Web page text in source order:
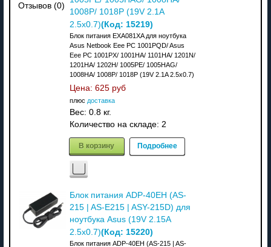
Отзывов (0)
1008P/ 1018P (19V 2.1A
2.5x0.7)(Код: 15219)
Блок питания EXA081XA для ноутбука
Asus Netbook Eee PC 1001PQD/ Asus
Eee PC 1001PX/ 1001HA/ 1101HA/ 1201N/
1201HA/ 1202H/ 1005PE/ 1005HAG/
1008HA/ 1008P/ 1018P (19V 2.1A 2.5x0.7)
Цена: 625 руб
плюс доставка
Вес: 0.8 кг.
Количество на складе: 2
В корзину Подробнее
Блок питания ADP-40EH (AS-
215 | AS-E215 | ASY-215D) для
ноутбука Asus (19V 2.15A
2.5x0.7)(Код: 15220)
Блок питания ADP-40EH (AS-215 | AS-